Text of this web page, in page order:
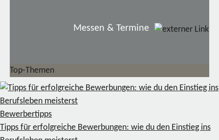
Messen & Termine
Top-Themen
Bewerbertipps
Tipps für erfolgreiche Bewerbungen: wie du den Einstieg ins